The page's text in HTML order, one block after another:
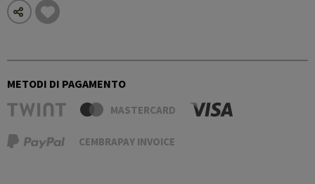
METODI DI PAGAMENTO
MASTERCARD
CEMBRAPAY INVOICE